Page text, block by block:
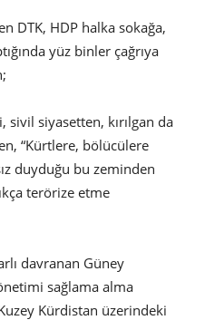
DTK, HDP halka sokağa,
yüz binler çağrıya
sivil siyasetten, kırılgan da
“Kürtlere, bölücülere
duyduğu bu zeminden
terörize etme
davranan Güney
sağlama alma
Kürdistan üzerindeki